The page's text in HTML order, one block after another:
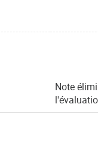
Note